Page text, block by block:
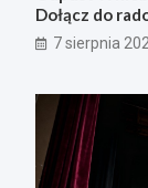
Dołącz do
7 sierpnia